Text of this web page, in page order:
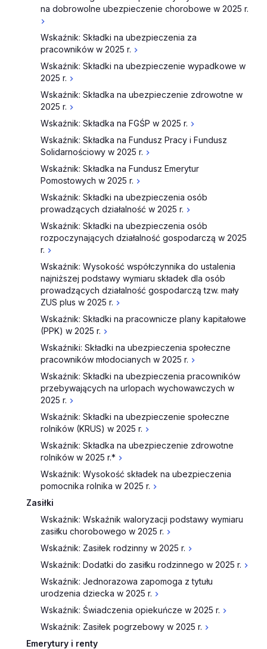
na dobrowolne ubezpieczenie chorobowe w 2025 r.
Wskaźnik: Składki na ubezpieczenia za
pracowników w 2025 r.
Wskaźnik: Składki na ubezpieczenie wypadkowe w
2025 r.
Wskaźnik: Składka na ubezpieczenie zdrowotne w
2025 r.
Wskaźnik: Składka na FGŚP w 2025 r.
Wskaźnik: Składka na Fundusz Pracy i Fundusz
Solidarnościowy w 2025 r.
Wskaźnik: Składka na Fundusz Emerytur
Pomostowych w 2025 r.
Wskaźnik: Składki na ubezpieczenia osób
prowadzących działalność w 2025 r.
Wskaźnik: Składki na ubezpieczenia osób
rozpoczynających działalność gospodarczą w 2025
r.
Wskaźnik: Wysokość współczynnika do ustalenia
najniższej podstawy wymiaru składek dla osób
prowadzących działalność gospodarczą tzw. mały
ZUS plus w 2025 r.
Wskaźnik: Składki na pracownicze plany kapitałowe
(PPK) w 2025 r.
Wskaźniki: Składki na ubezpieczenia społeczne
pracowników młodocianych w 2025 r.
Wskaźnik: Składki na ubezpieczenia pracowników
przebywających na urlopach wychowawczych w
2025 r.
Wskaźnik: Składki na ubezpieczenie społeczne
rolników (KRUS) w 2025 r.
Wskaźnik: Składka na ubezpieczenie zdrowotne
rolników w 2025 r.*
Wskaźnik: Wysokość składek na ubezpieczenia
pomocnika rolnika w 2025 r.
Zasiłki
Wskaźnik: Wskaźnik waloryzacji podstawy wymiaru
zasiłku chorobowego w 2025 r.
Wskaźnik: Zasiłek rodzinny w 2025 r.
Wskaźnik: Dodatki do zasiłku rodzinnego w 2025 r.
Wskaźnik: Jednorazowa zapomoga z tytułu
urodzenia dziecka w 2025 r.
Wskaźnik: Świadczenia opiekuńcze w 2025 r.
Wskaźnik: Zasiłek pogrzebowy w 2025 r.
Emerytury i renty